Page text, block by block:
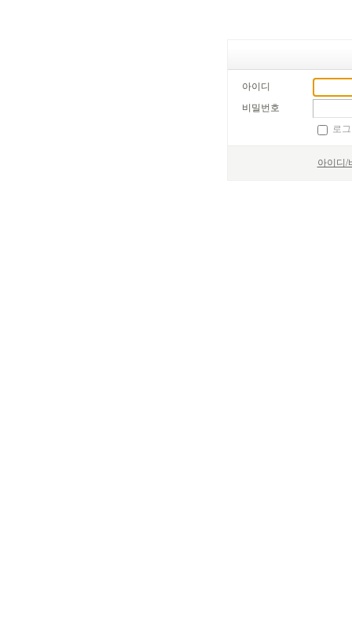
아이디
비밀번호
로
아이디/